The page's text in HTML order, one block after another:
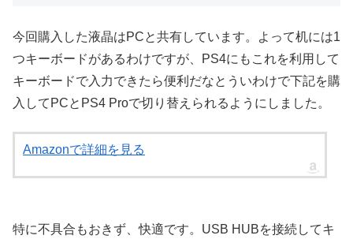
今回購入した液晶はPCと共有しています。よって机には1
つキーボードがあるわけですが、PS4にもこれを利用して
キーボードで入力できたら便利だなとういわけで下記を購
入してPCとPS4 Proで切り替えられるようにしました。
Amazonで詳細を見る
特に不具合もおきず、快適です。USB HUBを接続してキ